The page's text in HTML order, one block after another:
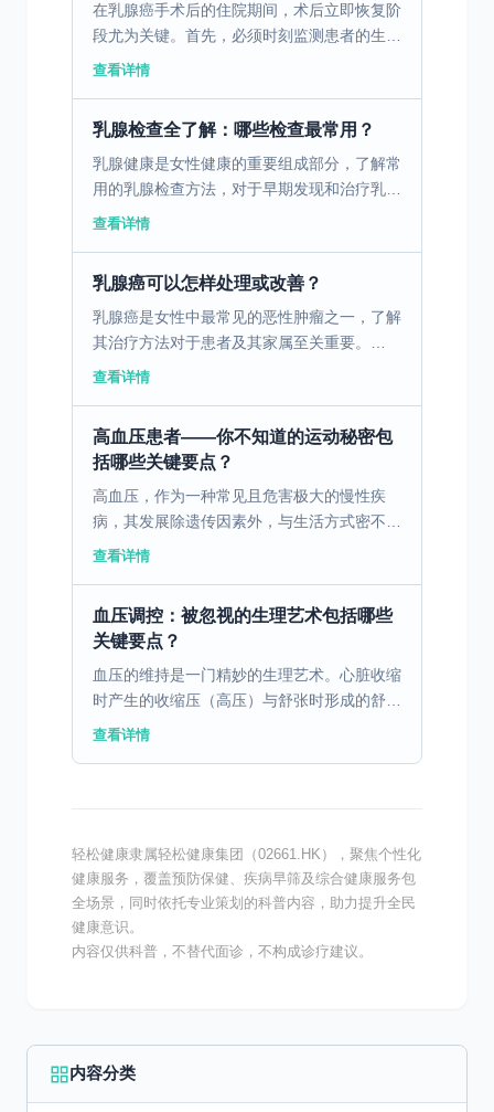
在乳腺癌手术后的住院期间，术后立即恢复阶
段尤为关键。首先，必须时刻监测患者的生命
体征，如血压、体温和心率等，以便及时发现
查看详情
乳腺检查全了解：哪些检查最常用？
乳腺健康是女性健康的重要组成部分，了解常
用的乳腺检查方法，对于早期发现和治疗乳腺
疾病至关重要。 一、乳腺X线摄影技术及其应
查看详情
乳腺癌可以怎样处理或改善？
乳腺癌是女性中最常见的恶性肿瘤之一，了解
其治疗方法对于患者及其家属至关重要。
一、早期乳腺癌的筛查与手术治疗 乳腺癌早
查看详情
高血压患者——你不知道的运动秘密包
括哪些关键要点？
高血压，作为一种常见且危害极大的慢性疾
病，其发展除遗传因素外，与生活方式密不可
分。值得关注的是，运动在高血压管理中的神
查看详情
血压调控：被忽视的生理艺术包括哪些
关键要点？
血压的维持是一门精妙的生理艺术。心脏收缩
时产生的收缩压（高压）与舒张时形成的舒张
压（低压），共同构成生命节律的双重奏。现
查看详情
轻松健康隶属轻松健康集团（02661.HK），聚焦个性化
健康服务，覆盖预防保健、疾病早筛及综合健康服务包
全场景，同时依托专业策划的科普内容，助力提升全民
健康意识。
内容仅供科普，不替代面诊，不构成诊疗建议。
内容分类